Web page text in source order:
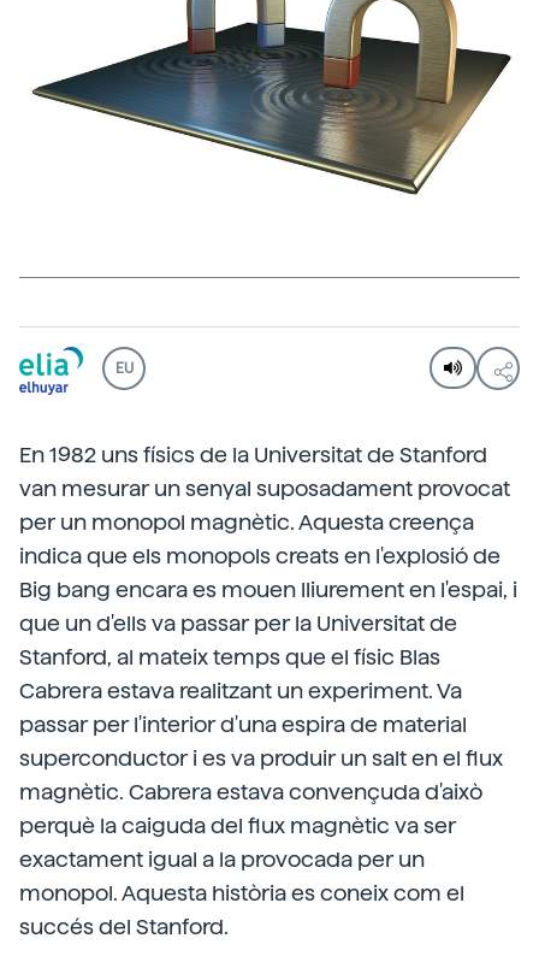
EU
En 1982 uns físics de la Universitat de Stanford
van mesurar un senyal suposadament provocat
per un monopol magnètic. Aquesta creença
indica que els monopols creats en l'explosió de
Big bang encara es mouen lliurement en l'espai, i
que un d'ells va passar per la Universitat de
Stanford, al mateix temps que el físic Blas
Cabrera estava realitzant un experiment. Va
passar per l'interior d'una espira de material
superconductor i es va produir un salt en el flux
magnètic. Cabrera estava convençuda d'això
perquè la caiguda del flux magnètic va ser
exactament igual a la provocada per un
monopol. Aquesta història es coneix com el
succés del Stanford.